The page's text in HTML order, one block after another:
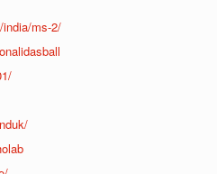
ms-2/